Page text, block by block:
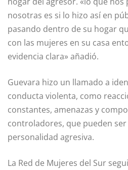
nosotras es si lo hizo así en
pasando dentro de su hogar
con las mujeres en su casa
evidencia clara» añadió.
Guevara hizo un llamado a
conducta violenta, como
constantes, amenazas y
controladores, que pueden
personalidad agresiva.
La Red de Mujeres del Sur